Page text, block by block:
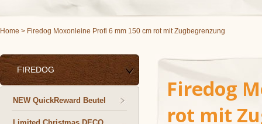
Home > Firedog Moxonleine Profi 6 mm 150 cm rot mit Zugbegrenzung
FIREDOG
NEW QuickReward Beutel
Firedog
rot mit